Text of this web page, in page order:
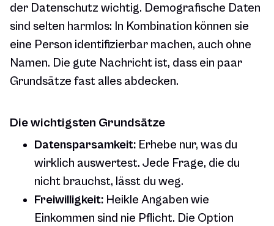
der Datenschutz wichtig. Demografische Daten
sind selten harmlos: In Kombination können sie
eine Person identifizierbar machen, auch ohne
Namen. Die gute Nachricht ist, dass ein paar
Grundsätze fast alles abdecken.
Die wichtigsten Grundsätze
Datensparsamkeit: Erhebe nur, was du
wirklich auswertest. Jede Frage, die du
nicht brauchst, lässt du weg.
Freiwilligkeit: Heikle Angaben wie
Einkommen sind nie Pflicht. Die Option